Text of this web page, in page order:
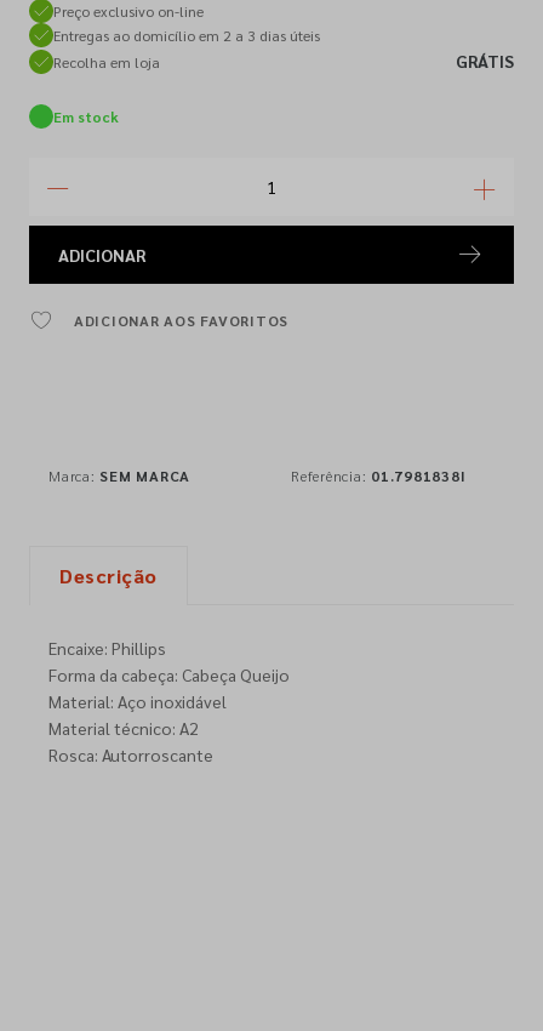
Preço exclusivo on-line
Entregas ao domicílio em 2 a 3 dias úteis
Recolha em loja
GRÁTIS
Em stock
ADICIONAR
ADICIONAR AOS FAVORITOS
Marca: SEM MARCA Referência: 01.7981838I
Descrição
Encaixe: Phillips
Forma da cabeça: Cabeça Queijo
Material: Aço inoxidável
Material técnico: A2
Rosca: Autorroscante